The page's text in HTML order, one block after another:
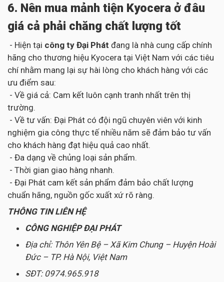
6. Nên mua mảnh tiện Kyocera ở đâu
giá cả phải chăng chất lượng tốt
- Hiện tại công ty Đại Phát đang là nhà cung cấp chính
hãng cho thương hiệu Kyocera tại Việt Nam với các tiêu
chí nhằm mang lại sự hài lòng cho khách hàng với các
ưu điểm sau:
- Về giá cả: Cam kết luôn cạnh tranh nhất trên thị
trường.
- Về tư vấn: Đại Phát có đội ngũ chuyên viên với kinh
nghiệm gia công thực tế nhiều năm sẽ đảm bảo tư vấn
cho khách hàng đạt hiệu quả cao nhất.
- Đa dạng về chủng loại sản phẩm.
- Thời gian giao hàng nhanh.
- Đại Phát cam kết sản phẩm đảm bảo chất lượng
chuẩn hãng, nguồn gốc xuất xứ rõ ràng.
THÔNG TIN LIÊN HỆ
CÔNG NGHIỆP ĐẠI PHÁT
Địa chỉ: Thôn Yên Bệ – Xã Kim Chung – Huyện Hoài
Đức – TP. Hà Nội, Việt Nam
SĐT: 0974.965.918